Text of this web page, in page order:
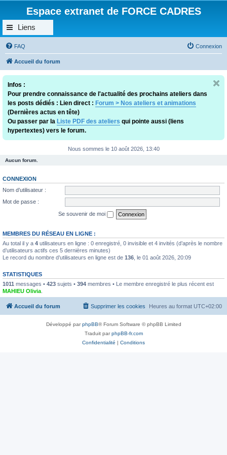
Espace extranet de FORCE CADRES
Liens
FAQ Connexion
Accueil du forum
Infos :
Pour prendre connaissance de l'actualité des prochains ateliers dans
les posts dédiés : Lien direct : Forum > Nos ateliers et animations
(Dernières actus en tête)
Ou passer par la Liste PDF des ateliers qui pointe aussi (liens
hypertextes) vers le forum.
Nous sommes le 10 août 2026, 13:40
Aucun forum.
CONNEXION
Nom d’utilisateur :
Mot de passe :
Se souvenir de moi
MEMBRES DU RÉSEAU EN LIGNE :
Au total il y a 4 utilisateurs en ligne : 0 enregistré, 0 invisible et 4 invités (d’après le nombre
d’utilisateurs actifs ces 5 dernières minutes)
Le record du nombre d’utilisateurs en ligne est de 136 , le 01 août 2026, 20:09
STATISTIQUES
1011 messages • 423 sujets • 394 membres • Le membre enregistré le plus récent est
MAHIEU Olivia
Accueil du forum Heures au format UTC+02:00
Supprimer les cookies
Développé parphpBB® Forum Software © phpBB Limited
Traduit parphpBB-fr.com
Confidentialité | Conditions